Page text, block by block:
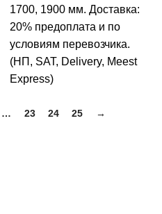
1700, 1900 мм. Доставка:
20% предоплата и по
условиям перевозчика.
(НП, SAT, Delivery, Meest
Express)
… 23 24 25 →